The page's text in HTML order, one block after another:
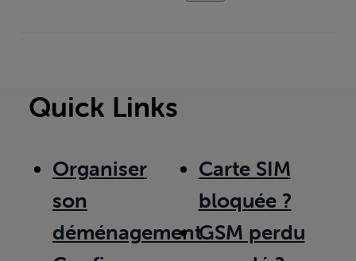
Quick Links
Organiser
son
déménagement
Carte SIM
bloquée ?
GSM perdu